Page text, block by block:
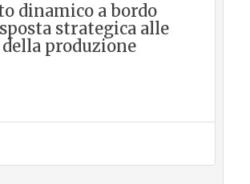
dinamico a bordo
strategica alle
produzione